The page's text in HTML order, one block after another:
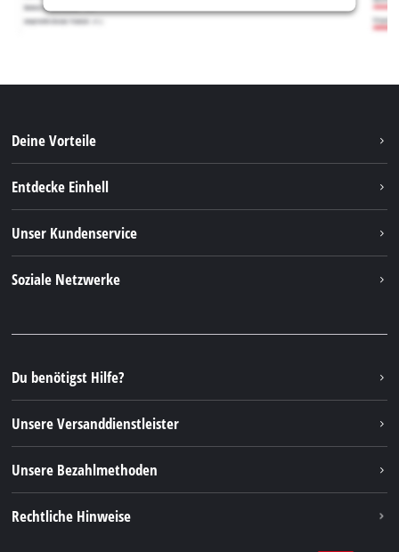
Deine Vorteile
Entdecke Einhell
Nachhaltigkeit
Unser Kundenservice
FAQs
Rücksendungen / Widerruf
Verpackungsrichtlinien
Hinweise zur Batterieentsorgung
Vertrag widerrufen
Soziale Netzwerke
Instagram
TikTok
Pinterest
Linkedin
Du benötigst Hilfe?
Unsere Versanddienstleister
Unsere Bezahlmethoden
Rechtliche Hinweise